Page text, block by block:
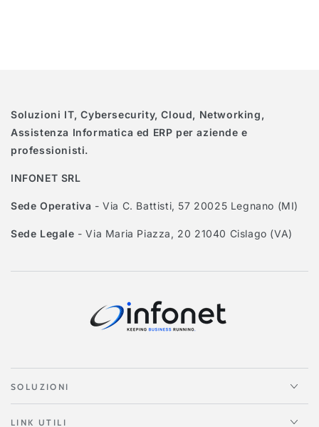
Soluzioni IT, Cybersecurity, Cloud, Networking,
Assistenza Informatica ed ERP per aziende e
professionisti.
INFONET SRL
Sede Operativa - Via C. Battisti, 57 20025 Legnano (MI)
Sede Legale - Via Maria Piazza, 20 21040 Cislago (VA)
SOLUZIONI
LINK UTILI